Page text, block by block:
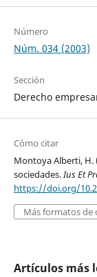
Número
Núm. 034 (2003)
Sección
Derecho
Cómo citar
Montoya Alberti, H.
sociedades.Ius Et
https://doi.org/
Más formatos de
Artículos más